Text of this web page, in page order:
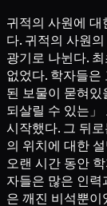
귀적의 사원에
다. 귀적의 사원
광기로 나뉜다.
없었다. 학자들은
된 보물이 묻혀
되살릴 수 있는
시작했다. 그 뒤
의 위치에 대한
오랜 시간 동안
자들은 많은 인력
은 깨진 비석뿐이